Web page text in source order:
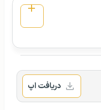
دریافت اپ